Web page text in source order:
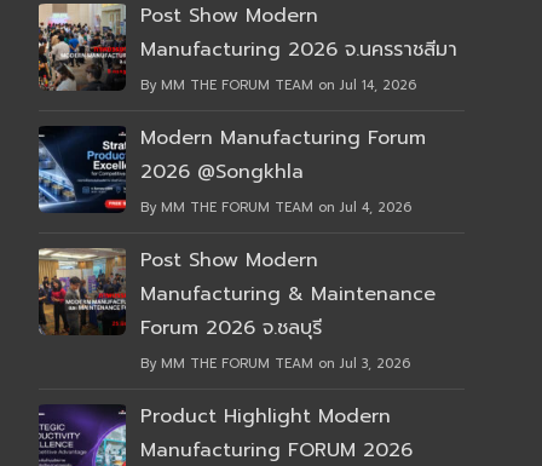
Post Show Modern
Manufacturing 2026 จ.นครราชสีมา
By MM THE FORUM TEAM on Jul 14, 2026
Modern Manufacturing Forum
2026 @Songkhla
By MM THE FORUM TEAM on Jul 4, 2026
Post Show Modern
Manufacturing & Maintenance
Forum 2026 จ.ชลบุรี
By MM THE FORUM TEAM on Jul 3, 2026
Product Highlight Modern
Manufacturing FORUM 2026